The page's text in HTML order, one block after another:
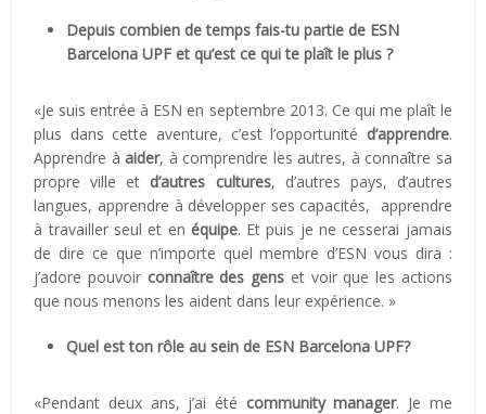
Depuis combien de temps fais-tu partie de ESN
Barcelona UPF et qu’est ce qui te plaît le plus ?
«Je suis entrée à ESN en septembre 2013. Ce qui me plaît le
plus dans cette aventure, c’est l’opportunité d’apprendre.
Apprendre à aider, à comprendre les autres, à connaître sa
propre ville et d’autres cultures, d’autres pays, d’autres
langues, apprendre à développer ses capacités, apprendre
à travailler seul et en équipe. Et puis je ne cesserai jamais
de dire ce que n’importe quel membre d’ESN vous dira :
j’adore pouvoir connaître des gens et voir que les actions
que nous menons les aident dans leur expérience. »
Quel est ton rôle au sein de ESN Barcelona UPF?
«Pendant deux ans, j’ai été community manager. Je me